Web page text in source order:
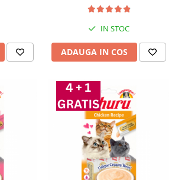
IN STOC
ADAUGA IN COS